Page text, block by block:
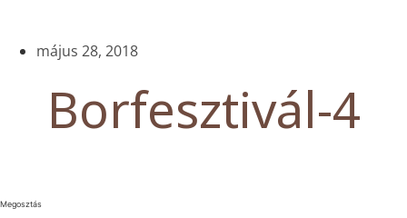
május 28, 2018
Borfesztivál-4
Megosztás